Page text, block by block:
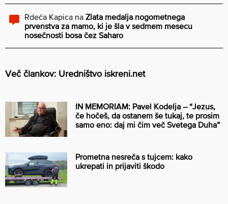
Rdeča Kapica na Zlata medalja nogometnega
prvenstva za mamo, ki je šla v sedmem mesecu
nosečnosti bosa čez Saharo
Več člankov: Uredništvo iskreni.net
IN MEMORIAM: Pavel Kodelja – “Jezus,
če hočeš, da ostanem še tukaj, te prosim
samo eno: daj mi čim več Svetega Duha”
Prometna nesreča s tujcem: kako
ukrepati in prijaviti škodo